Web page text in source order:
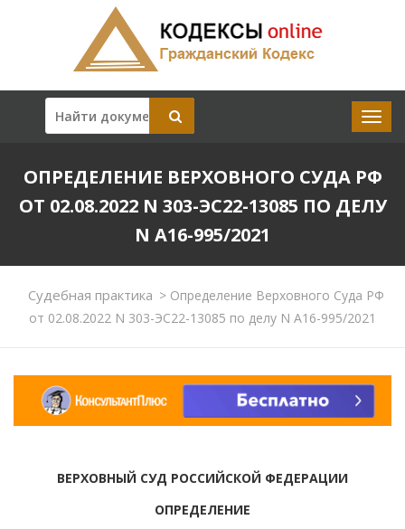
ОПРЕДЕЛЕНИЕ ВЕРХОВНОГО СУДА РФ
ОТ 02.08.2022 N 303-ЭС22-13085 ПО ДЕЛУ
N А16-995/2021
Судебная практика >Определение Верховного Суда РФ
от 02.08.2022 N 303-ЭС22-13085 по делу N А16-995/2021
ВЕРХОВНЫЙ СУД РОССИЙСКОЙ ФЕДЕРАЦИИ
ОПРЕДЕЛЕНИЕ